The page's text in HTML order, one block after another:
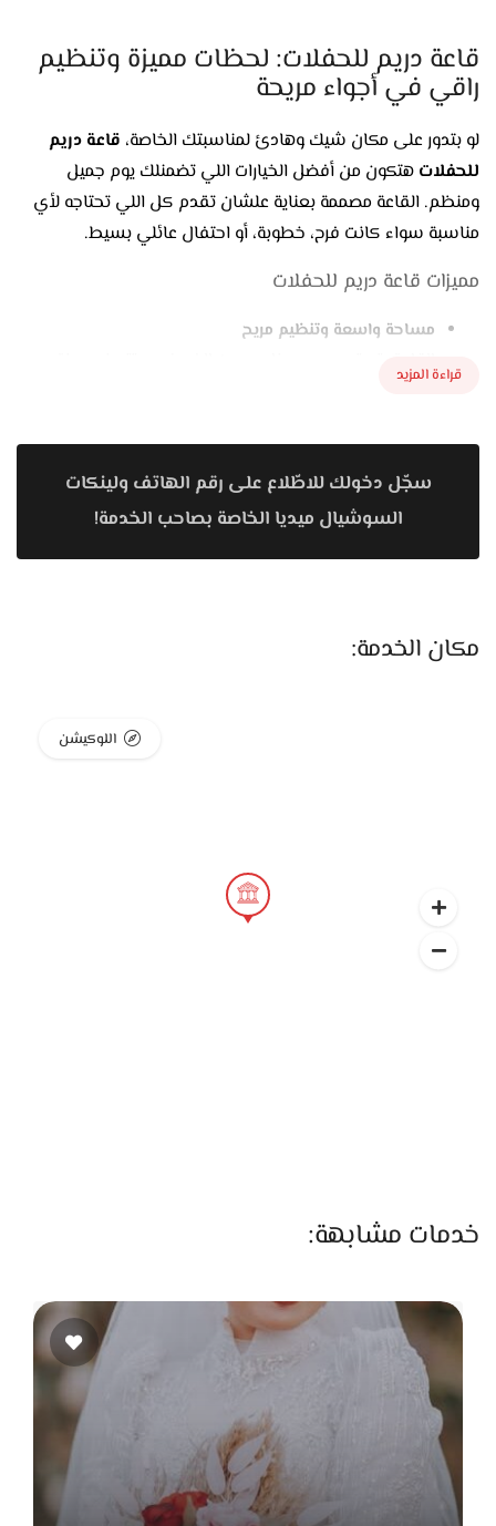
قاعة دريم للحفلات: لحظات مميزة وتنظيم
راقي في أجواء مريحة
لو بتدور على مكان شيك وهادئ لمناسبتك الخاصة، قاعة دريم
للحفلات هتكون من أفضل الخيارات اللي تضمنلك يوم جميل
ومنظم. القاعة مصممة بعناية علشان تقدم كل اللي تحتاجه لأي
مناسبة سواء كانت فرح، خطوبة، أو احتفال عائلي بسيط.
مميزات قاعة دريم للحفلات
مساحة واسعة وتنظيم مريح
في توزيع الطاولات والكراسي عشان تناسب شكل
ديكور بسيط بلمسة أنيقة
التصميم الداخلي للقاعة بيجمع بين البساطة والرقي، بألوان
مريحة للعين وإضاءة دافية بتخلق جو احتفالي راقي من غير
مبالغة.
القاعة مجهزة بأحدث التقنيات اللي بتخلي كل لحظة سواء
القاعة موجودة في مكان حيوي وسهل الوصول ليه من أكتر
من اتجاه، وكمان فيها أماكن انتظار سيارات بشكل منظم.
فريق تنظيم متعاون ومهتم بالتفاصيل
اختار ثيم بسيط يبرز جمال القاعة من غير ما يغطي على
ليه تختار قاعة دريم للحفلات؟
لأنها بتجمع بين التنظيم، الراحة، والأجواء الهادية اللي تخليك
تستمتع بيومك على الآخر. كل حاجة في القاعة مصممة علشان
تضمنلك مناسبة شيك ومنظمة من غير قلق.
سواء كانت المناسبة فرح، خطوبة أو حفلة خاصة،
قاعة دريم
للحفلات
هتخلي يومك مليان تفاصيل جميلة وذكريات ما تتنسيش.
قراءة المزيد
سجّل دخولك للاطّلاع على رقم الهاتف ولينكات
السوشيال ميديا الخاصة بصاحب الخدمة!
مكان الخدمة:
اللوكيشن
خدمات مشابهة: